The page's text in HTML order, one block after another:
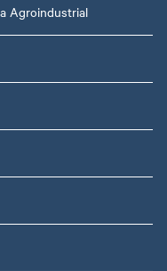
Agroindustrial